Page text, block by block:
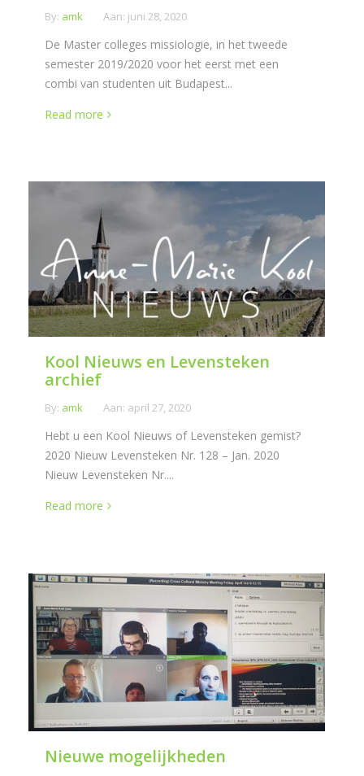
By: amk Aan: juni 28, 2020
De Master colleges missiologie, in het tweede
semester 2019/2020 voor het eerst met een
combi van studenten uit Budapest...
Read more
Kool Nieuws en Levensteken
archief
By: amk Aan: april 27, 2020
Hebt u een Kool Nieuws of Levensteken gemist?
2020 Nieuw Levensteken Nr. 128 – Jan. 2020
Nieuw Levensteken Nr....
Read more
Nieuwe mogelijkheden